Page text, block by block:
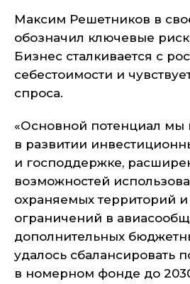
Максим Решетников в
обозначил ключевые
Бизнес сталкивается с
себестоимости и
спроса.
«Основной потенциал мы
в развитии
и господдержке,
возможностей
охраняемых территорий и
ограничений в
дополнительных
удалось сбалансировать
в номерном фонде до